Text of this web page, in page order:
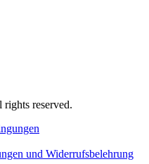
rights reserved.
und Widerrufsbelehrung